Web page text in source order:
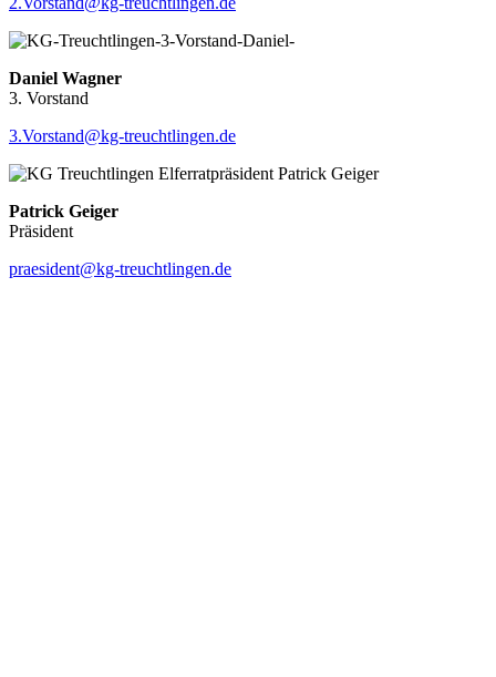
Daniel Wagner
3. Vorstand
3.Vorstand@kg-treuchtlingen.de
Patrick Geiger
Präsident
praesident@kg-treuchtlingen.de